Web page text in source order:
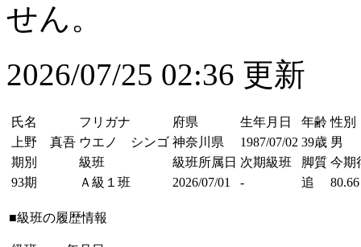
せん。
2026/07/25 02:36 更新
氏名 フリガナ 府県 生年月日 年齢 性別
上野 真吾 ウエノ シンゴ 神奈川県 1987/07/02 39歳 男
期別
級班 級班所属日 次期級班 脚質 今期
93期
Ａ級１班 2026/07/01 - 追 80.66
■級班の履歴情報